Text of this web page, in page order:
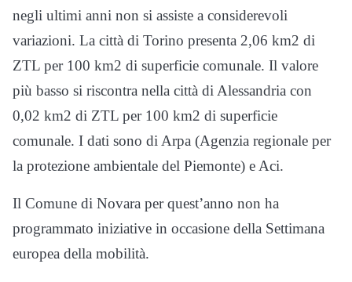
negli ultimi anni non si assiste a considerevoli
variazioni. La città di Torino presenta 2,06 km2 di
ZTL per 100 km2 di superficie comunale. Il valore
più basso si riscontra nella città di Alessandria con
0,02 km2 di ZTL per 100 km2 di superficie
comunale. I dati sono di Arpa (Agenzia regionale per
la protezione ambientale del Piemonte) e Aci.
Il Comune di Novara per quest’anno non ha
programmato iniziative in occasione della Settimana
europea della mobilità.